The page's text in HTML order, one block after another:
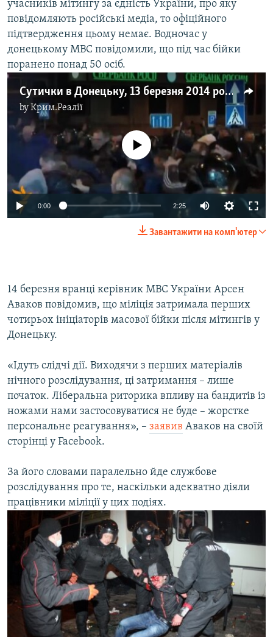
учасників мітингу за єдність України, про яку
повідомляють російські медіа, то офіційного
підтвердження цьому немає. Водночас у
донецькому МВС повідомили, що під час бійки
поранено понад 50 осіб.
Сутички в Донецьку, 13 березня 2014 року
byКрим.Реалії
No media source currently available
0:00 2:25
Завантажити на комп'ютер
14 березня вранці керівник МВС України Арсен
Аваков повідомив, що міліція затримала перших
чотирьох ініціаторів масової бійки після мітингів у
Донецьку.
«Ідуть слідчі дії. Виходячи з перших матеріалів
нічного розслідування, ці затримання – лише
початок. Ліберальна риторика впливу на бандитів із
ножами нами застосовуватися не буде – жорстке
персональне реагування», – заявив Аваков на своїй
сторінці у Facebook.
За його словами паралельно йде службове
розслідування про те, наскільки адекватно діяли
працівники міліції у цих подіях.